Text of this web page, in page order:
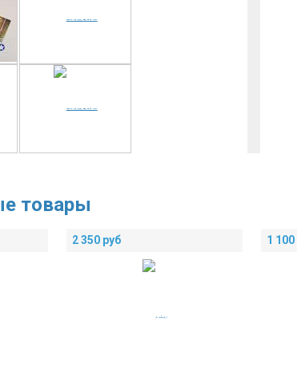
товары
2 350 руб 1 100